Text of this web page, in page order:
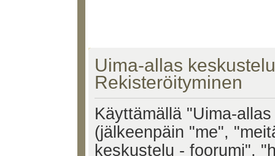
Uima-allas
Rekisteröityminen
Käyttämällä "Uima-
(jälkeenpäin "me",
keskustelu - foorumi",